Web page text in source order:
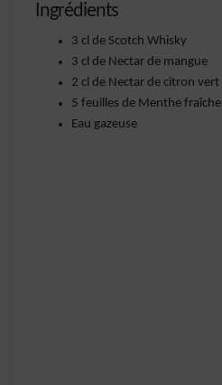
Ingrédients
3 cl de Scotch Whisky
3 cl de Nectar de mangue
2 cl de Nectar de citron vert
5 feuilles de Menthe fraîche
Eau gazeuse